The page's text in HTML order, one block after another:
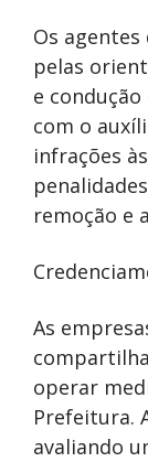
Os
pelas
e
com o
infrações
remoção e
As
operar
Prefeitura.
avaliando